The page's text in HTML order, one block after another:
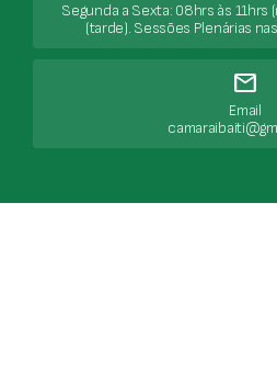
Segunda a Sexta: 08hrs às 11hrs
(tarde). Sessões Plenárias
mail
Email